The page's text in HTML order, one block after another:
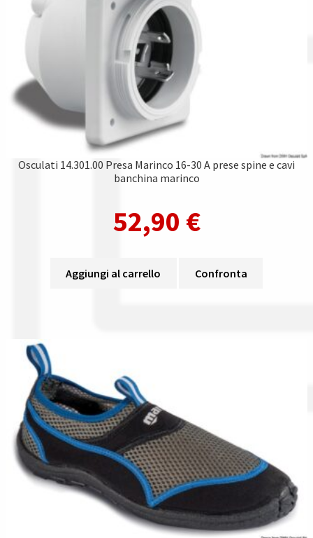
Osculati 14.301.00 Presa Marinco 16-30 A prese spine e cavi
banchina marinco
52,90 €
Aggiungi al carrello Confronta